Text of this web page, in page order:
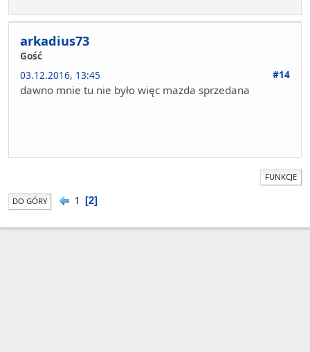
arkadius73
Gość
03.12.2016, 13:45
#14
dawno mnie tu nie było więc mazda sprzedana
FUNKCJE
DO GÓRY 1 2